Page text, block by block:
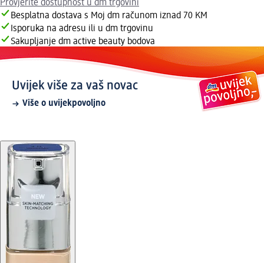
Provjerite dostupnost u dm trgovini
Besplatna dostava s Moj dm računom iznad 70 KM
Isporuka na adresu ili u dm trgovinu
Sakupljanje dm active beauty bodova
Uvijek više za vaš novac
Više o uvijekpovoljno